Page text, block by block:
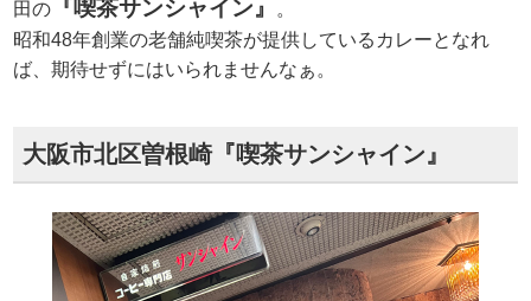
田の
『喫茶サンシャイン』
。
昭和48年創業の老舗純喫茶が提供しているカレーとなれ
ば、期待せずにはいられませんなぁ。
大阪市北区曽根崎『喫茶サンシャイン』